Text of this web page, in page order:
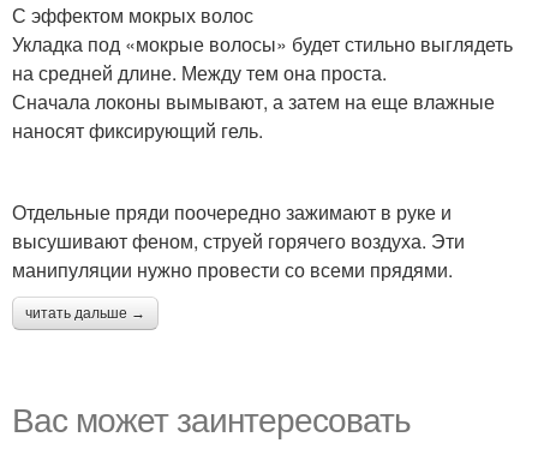
С эффектом мокрых волос
Укладка под «мокрые волосы» будет стильно выглядеть
на средней длине. Между тем она проста.
Сначала локоны вымывают, а затем на еще влажные
наносят фиксирующий гель.
Отдельные пряди поочередно зажимают в руке и
высушивают феном, струей горячего воздуха. Эти
манипуляции нужно провести со всеми прядями.
читать дальше →
Вас может заинтересовать